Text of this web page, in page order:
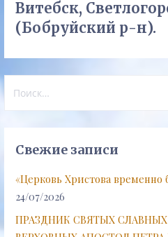
Витебск,
(Бобруйский р-н).
Свежие записи
«Церковь Христова временно
24/07/2026
ПРАЗДНИК СВЯТЫХ